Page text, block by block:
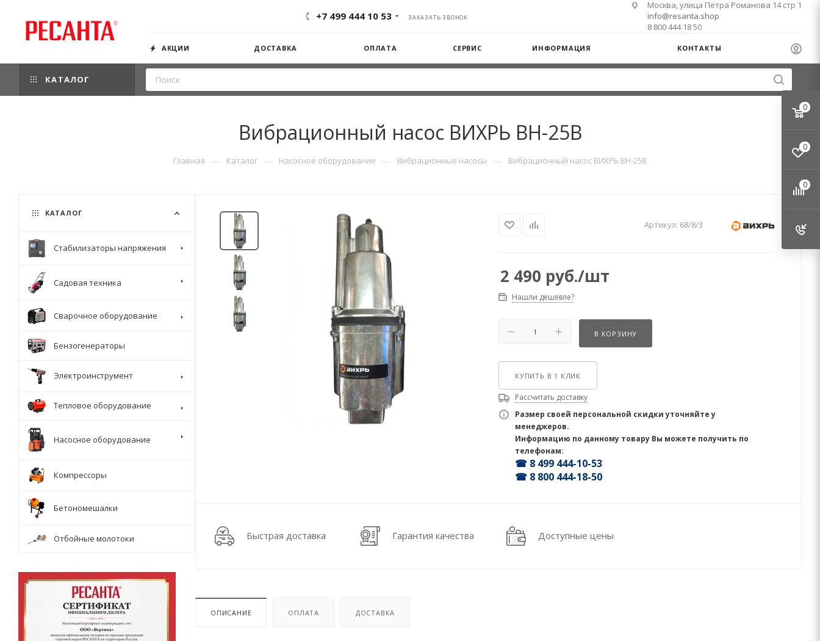
+7 499 444 10 53 ЗАКАЗАТЬ ЗВОНОК
Москва, улица Петра Романова 14 стр 1
info@resanta.shop
8 800 444 18 50
АКЦИИ ДОСТАВКА ОПЛАТА СЕРВИС ИНФОРМАЦИЯ КОНТАКТЫ
КАТАЛОГ
Вибрационный насос ВИХРЬ ВН-25В
Главная — Каталог — Насосное оборудование — Вибрационные насосы — Вибрационный насос ВИХРЬ ВН-25В
Артикул: 68/8/3
2 490 руб./шт
Нашли дешевле?
В КОРЗИНУ
КУПИТЬ В 1 КЛИК
Рассчитать доставку
Размер своей персональной скидки уточняйте у
менеджеров.
Информацию по данному товару Вы можете получить по
телефонам:
☎ 8 499 444-10-53
☎ 8 800 444-18-50
Быстрая доставка Гарантия качества Доступные цены
ОПИСАНИЕ ОПЛАТА ДОСТАВКА
КАТАЛОГ
Стабилизаторы напряжения
Садовая техника
Сварочное оборудование
Бензогенераторы
Электроинструмент
Тепловое оборудование
Насосное оборудование
Компрессоры
Бетономешалки
Отбойные молотоки
0
0
0